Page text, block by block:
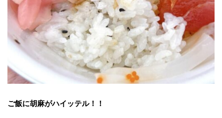
ご飯に胡麻がハイッテル！！